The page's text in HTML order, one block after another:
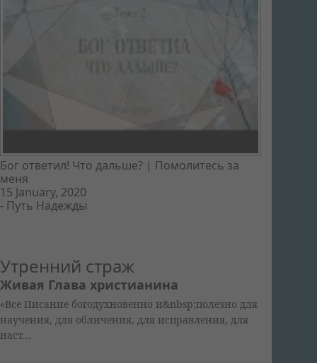
Бог ответил! Что дальше? | Помолитесь за
меня
15 January, 2020
- Путь Надежды
Утренний страж
Живая Глава христианина
«Все Писание богодухновенно и&nbsp;полезно для
научения, для обличения, для исправления, для
наст...